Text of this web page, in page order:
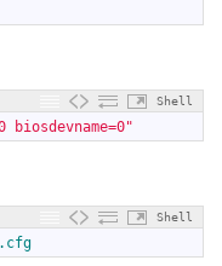
Shell
biosdevname=0"
Shell
.cfg